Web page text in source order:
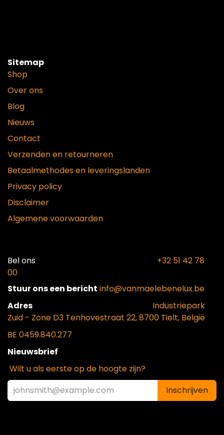
Sitemap
Shop
Over ons
Blog
Nieuws
Contact
Verzenden en retourneren
Betaalmethodes en leveringslanden
Privacy policy
Disclaimer
Algemene voorwaarden
Bel ons​
+32 51 42 78
00
Stuur ons een bericht info@vanmaelebenelux.be
Adr​es
​Industriepark
Zuid - Zone D3 Tenhovestraat 22, 8700 Tielt, België
BE 0459.840.277
Nieuwsbrief
Wilt u als eerste op de hoogte zijn?
Inschrijven